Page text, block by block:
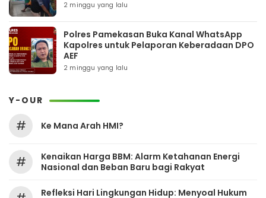
2 minggu yang lalu
Polres Pamekasan Buka Kanal WhatsApp
Kapolres untuk Pelaporan Keberadaan DPO
AEF
2 minggu yang lalu
Y-OUR
# Ke Mana Arah HMI?
#
Kenaikan Harga BBM: Alarm Ketahanan Energi
Nasional dan Beban Baru bagi Rakyat
Refleksi Hari Lingkungan Hidup: Menyoal Hukum